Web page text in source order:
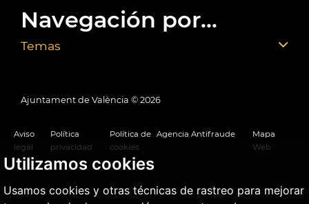
Utilizamos cookies
Usamos cookies y otras técnicas de rastreo para mejorar
Navegación por...
Temas
Ajuntament de València © 2026
Aviso
legal
Política
privacidad
Política de
cookies
Agencia Antifraude
Mapa
Web